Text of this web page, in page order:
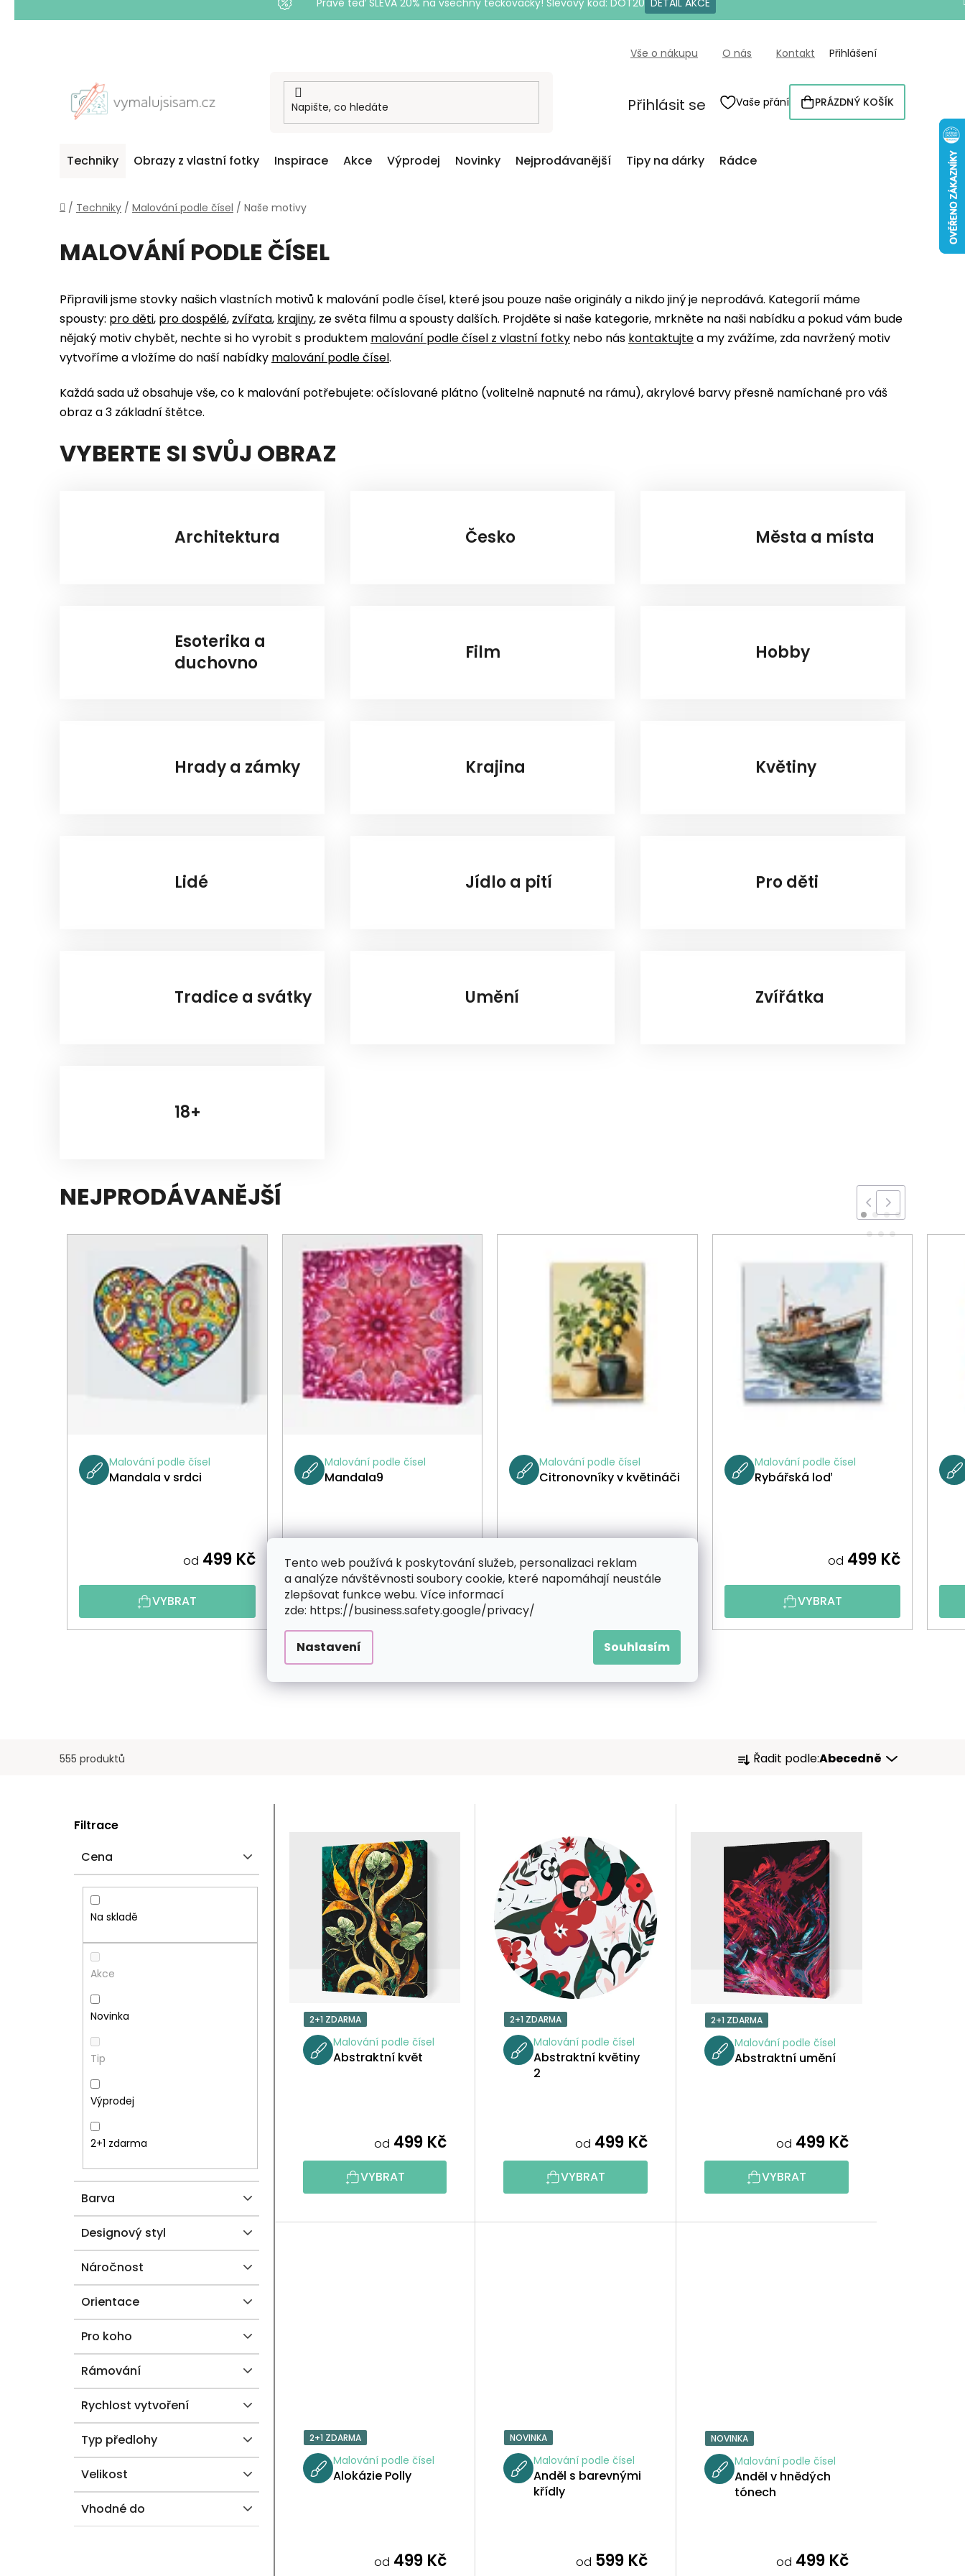
Tento web používá k poskytování služeb, personalizaci reklam
a analýze návštěvnosti soubory cookie, které napomáhají neustále
zlepšovat funkce webu. Více informací
zde: https://business.safety.google/privacy/
Nastavení Souhlasím
Právě teď SLEVA 20% na všechny tečkovačky! Slevový kód: DOT20 DETAIL AKCE
Vše o nákupu O nás Kontakt Přihlášení
Přihlásit se Vaše přání
NÁKUPNÍ
KOŠÍK
PRÁZDNÝ KOŠÍK
Techniky Obrazy z vlastní fotky Inspirace Akce Výprodej Novinky Nejprodávanější Tipy na dárky Rádce
Domů
/ Techniky / Malování podle čísel / Naše motivy
MALOVÁNÍ PODLE ČÍSEL
Připravili jsme stovky našich vlastních motivů k malování podle čísel, které jsou pouze naše originály a nikdo jiný je neprodává. Kategorií máme
spousty: pro děti, pro dospělé, zvířata, krajiny, ze světa filmu a spousty dalších. Projděte si naše kategorie, mrkněte na naši nabídku a pokud vám bude
nějaký motiv chybět, nechte si ho vyrobit s produktem malování podle čísel z vlastní fotky nebo nás kontaktujtea my zvážíme, zda navržený motiv
vytvoříme a vložíme do naší nabídky malování podle čísel.
Každá sada už obsahuje vše, co k malování potřebujete: očíslované plátno (volitelně napnuté na rámu), akrylové barvy přesně namíchané pro váš
obraz a 3 základní štětce.
VYBERTE SI SVŮJ OBRAZ
Architektura Česko Města a místa
Esoterika a
duchovno
Film Hobby
Hrady a zámky Krajina Květiny
Lidé Jídlo a pití Pro děti
Tradice a svátky Umění Zvířátka
18+
NEJPRODÁVANĚJŠÍ
Malování podle čísel
Mandala v srdci
od 499 Kč
VYBRAT
Malování podle čísel
Mandala9
od499 Kč
VYBRAT
Malování podle čísel
Citronovníky v květináči
od499 Kč
Malování podle čísel
Rybářská loď
od 499 Kč
VYBRAT
555 produktů
Ř
E
N
Í
P
R
O
D
U
Ů
Řadit podle:Abecedně
Filtrace
Cena
Na skladě
Akce
Novinka
Tip
Výprodej
2+1 zdarma
Barva
Designový styl
Náročnost
Orientace
Pro koho
Rámování
Rychlost vytvoření
Typ předlohy
Velikost
Vhodné do
2+1 ZDARMA
Malování podle čísel
Abstraktní květ
od 499 Kč
VYBRAT
2+1 ZDARMA
Malování podle čísel
Abstraktní květiny
2
od 499 Kč
VYBRAT
2+1 ZDARMA
Malování podle čísel
Abstraktní umění
od 499 Kč
VYBRAT
2+1 ZDARMA
Malování podle čísel
Alokázie Polly
od 499 Kč
NOVINKA
Malování podle čísel
Anděl s barevnými
křídly
od 599 Kč
NOVINKA
Malování podle čísel
Anděl v hnědých
tónech
od 499 Kč